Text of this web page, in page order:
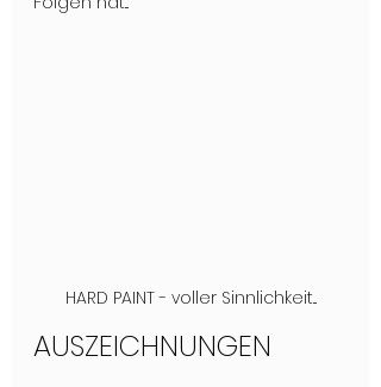
HARD PAINT - voller Sinnlichkeit...
AUSZEICHNUNGEN